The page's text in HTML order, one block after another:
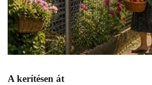
A kerítésen át